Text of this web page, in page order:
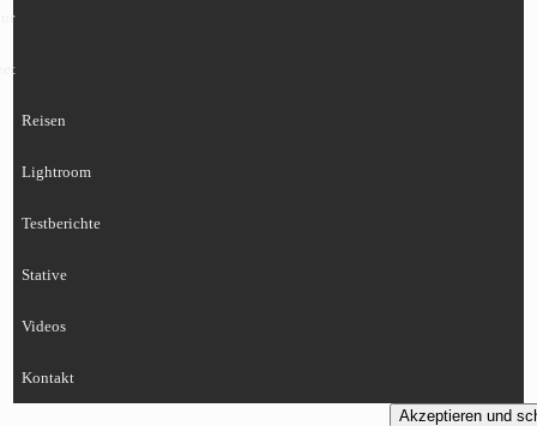
Reisen
Lightroom
Testberichte
Stative
Videos
Kontakt